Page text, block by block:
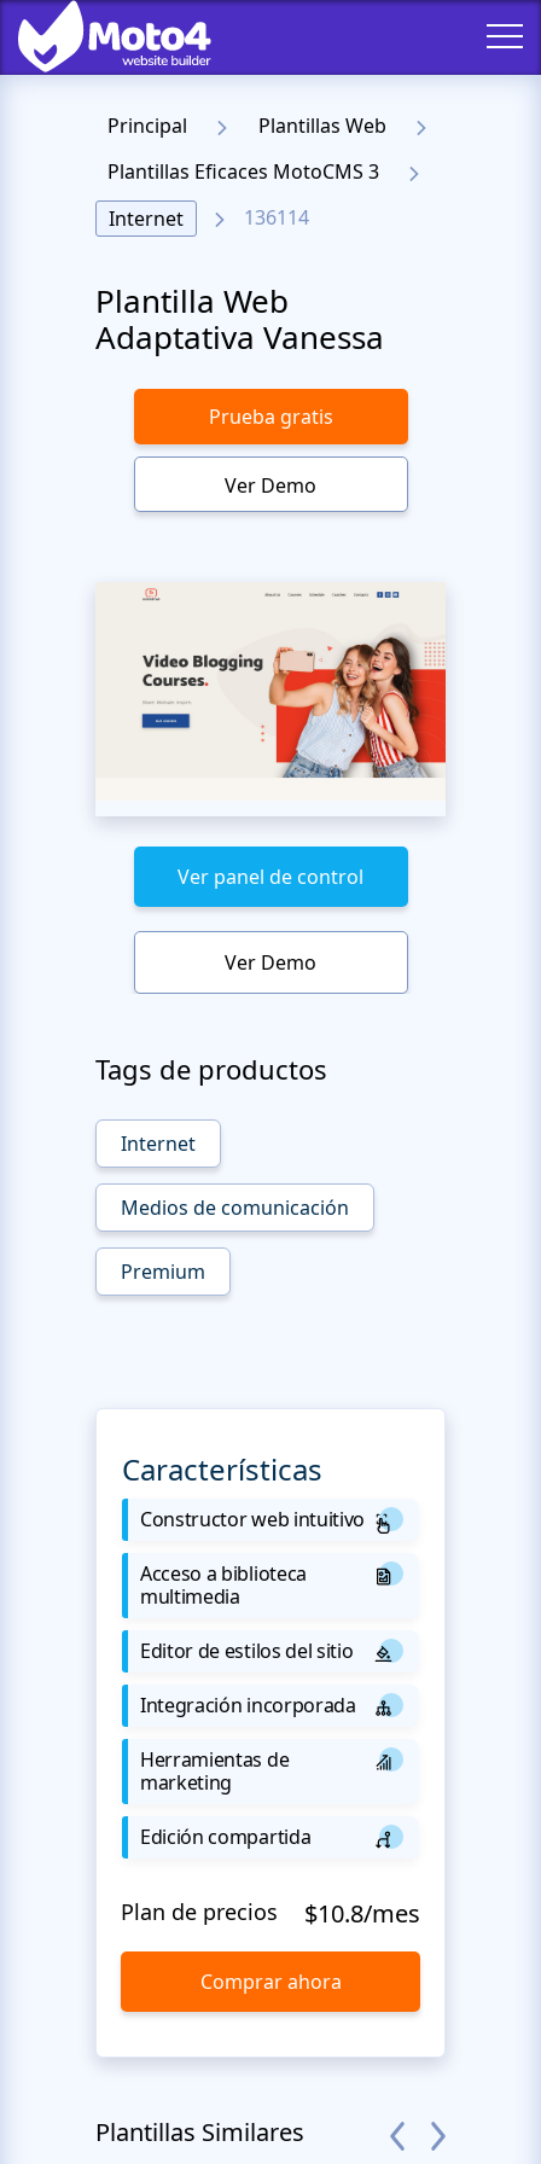
Principal
Plantillas Web
Plantillas Eficaces MotoCMS 3
Internet
136114
Plantilla Web
Adaptativa Vanessa
Prueba gratis
Ver Demo
Ver panel de control
Ver Demo
Tags de productos
Internet
Medios de comunicación
Premium
Características
Constructor web intuitivo
Acceso a biblioteca
multimedia
Editor de estilos del sitio
Integración incorporada
Herramientas de
marketing
Edición compartida
Plan de precios $10.8/mes
Comprar ahora
Plantillas Similares